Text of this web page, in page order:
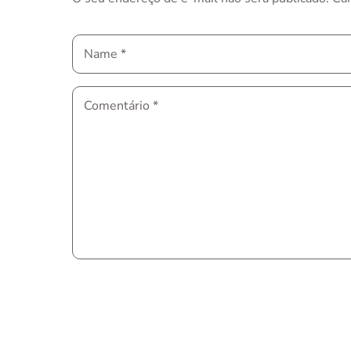
Name *
Comentário *